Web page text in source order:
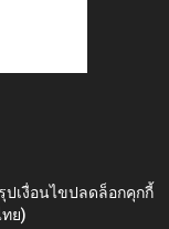
ปเงื่อนไขปลดล็อกคุกกี้
ย)